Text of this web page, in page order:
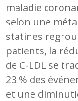
maladie
selon une
statines
patients, la
de C-LDL se
23 % des
et une